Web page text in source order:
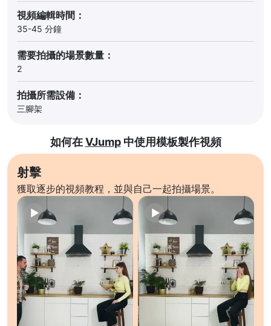
視頻編輯時間：
35-45 分鐘
需要拍攝的場景數量：
2
拍攝所需設備：
三腳架
如何在VJump中使用模板製作視頻
射擊
獲取逐步的視頻教程，並與自己一起拍攝場景。